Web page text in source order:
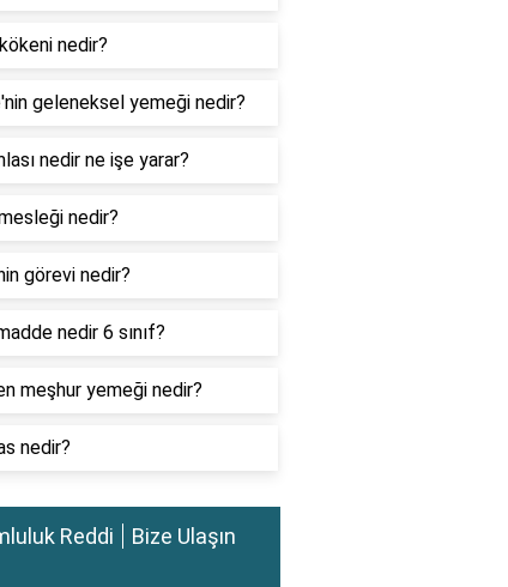
nedir?
geleneksel yemeği nedir?
nedir ne işe yarar?
nedir?
görevi nedir?
nedir 6 sınıf?
meşhur yemeği nedir?
nedir?
Reddi Bize Ulaşın